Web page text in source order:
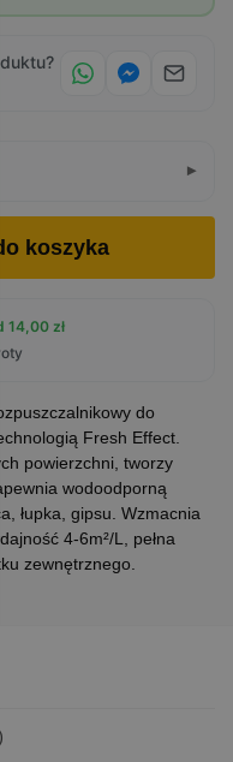
koszyka
14,00 zł
do
Fresh Effect.
powierzchni, tworzy
wodoodporną
łupka, gipsu. Wzmacnia
4-6m²/L, pełna
zewnętrznego.